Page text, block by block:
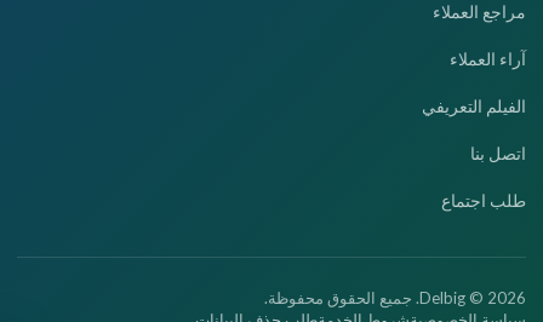
مراجع العملاء
آراء العملاء
الفيلم التعريفي
اتصل بنا
طلب اجتماع
Delbig © 2026. جميع الحقوق محفوظة.